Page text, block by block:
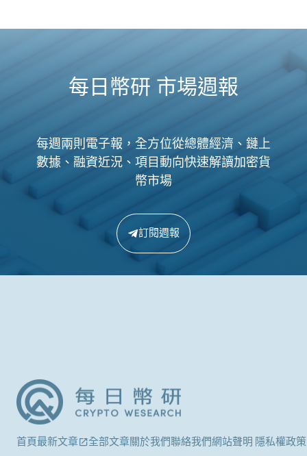
每日幣研 市場週報
每週兩則電子報，全方位從總體經濟、鏈上
數據、融資近況、項目動向快速解讀加密貨
幣市場
訂閱週報
首頁最新文章 全部文章關於我們聯絡我們網站聲明 隱私權政策